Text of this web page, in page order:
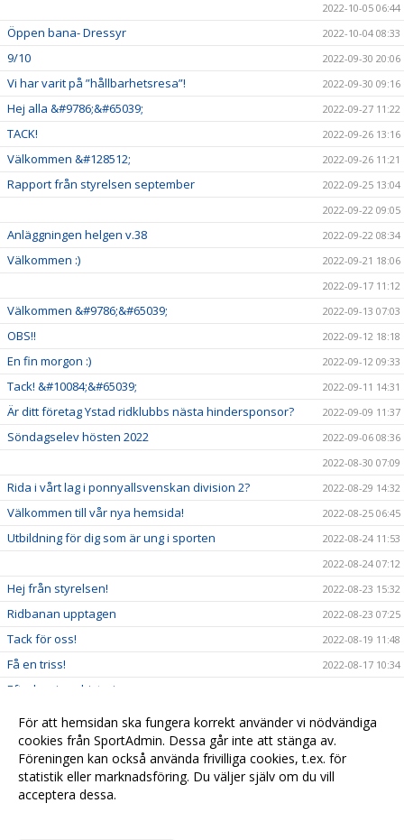
2022-10-05 06:44
Öppen bana- Dressyr 2022-10-04 08:33
9/10 2022-09-30 20:06
Vi har varit på ”hållbarhetsresa”! 2022-09-30 09:16
Hej alla &#9786;&#65039; 2022-09-27 11:22
TACK! 2022-09-26 13:16
Välkommen &#128512; 2022-09-26 11:21
Rapport från styrelsen september
2022-09-25 13:04
2022-09-22 09:05
Anläggningen helgen v.38 2022-09-22 08:34
Välkommen :)
2022-09-21 18:06
2022-09-17 11:12
Välkommen &#9786;&#65039; 2022-09-13 07:03
OBS!! 2022-09-12 18:18
En fin morgon :) 2022-09-12 09:33
Tack! &#10084;&#65039; 2022-09-11 14:31
Är ditt företag Ystad ridklubbs nästa hindersponsor? 2022-09-09 11:37
Söndagselev hösten 2022
2022-09-06 08:36
2022-08-30 07:09
Rida i vårt lag i ponnyallsvenskan division 2? 2022-08-29 14:32
Välkommen till vår nya hemsida! 2022-08-25 06:45
Utbildning för dig som är ung i sporten
2022-08-24 11:53
2022-08-24 07:12
Hej från styrelsen! 2022-08-23 15:32
Ridbanan upptagen 2022-08-23 07:25
Tack för oss! 2022-08-19 11:48
Få en triss! 2022-08-17 10:34
Efterlysning - historia
2022-08-04 15:09
Ridskolestart 2022-08-03 07:31
Ystad Saltsjöbads champions tour! 2022-07-23 18:00
För att hemsidan ska fungera korrekt använder vi nödvändiga
cookies från SportAdmin. Dessa går inte att stänga av.
Föreningen kan också använda frivilliga cookies, t.ex. för
statistik eller marknadsföring. Du väljer själv om du vill
acceptera dessa.